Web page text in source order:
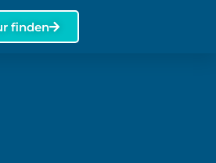
finden